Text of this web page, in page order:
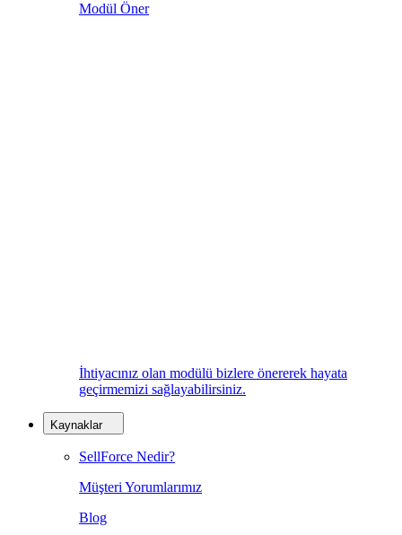
Modül Öner
İhtiyacınız olan modülü bizlere önererek hayata
geçirmemizi sağlayabilirsiniz.
Kaynaklar
SellForce Nedir?
Müşteri Yorumlarımız
Blog